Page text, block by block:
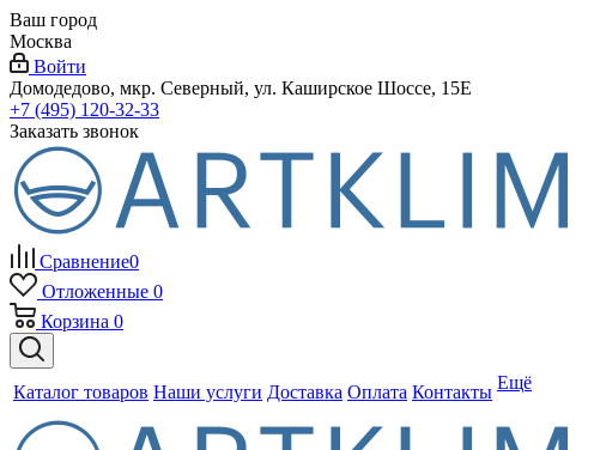
Ваш город
Москва
Войти
Домодедово, мкр. Северный, ул. Каширское Шоссе, 15Е
+7 (495) 120-32-33
Заказать звонок
Сравнение0
Отложенные 0
Корзина 0
Каталог товаров Наши услуги Доставка Оплата Контакты Ещё